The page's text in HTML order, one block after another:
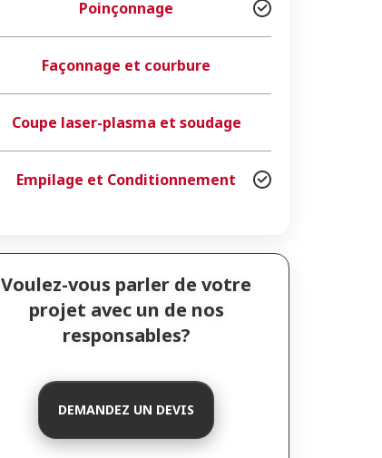
Poinçonnage
Façonnage et courbure
Coupe laser-plasma et soudage
Empilage et Conditionnement
Voulez-vous parler de votre
projet avec un de nos
responsables?
DEMANDEZ UN DEVIS